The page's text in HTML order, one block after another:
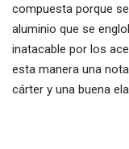
compuesta porque
aluminio que se
inatacable por los
esta manera una
cárter y una buena